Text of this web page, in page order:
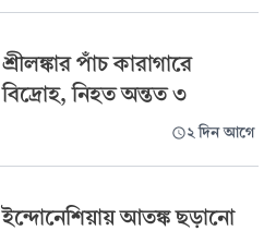
শ্রীলঙ্কার পাঁচ কারাগারে
বিদ্রোহ, নিহত অন্তত ৩
২ দিন আগে
ইন্দোনেশিয়ায় আতঙ্ক ছড়ানো